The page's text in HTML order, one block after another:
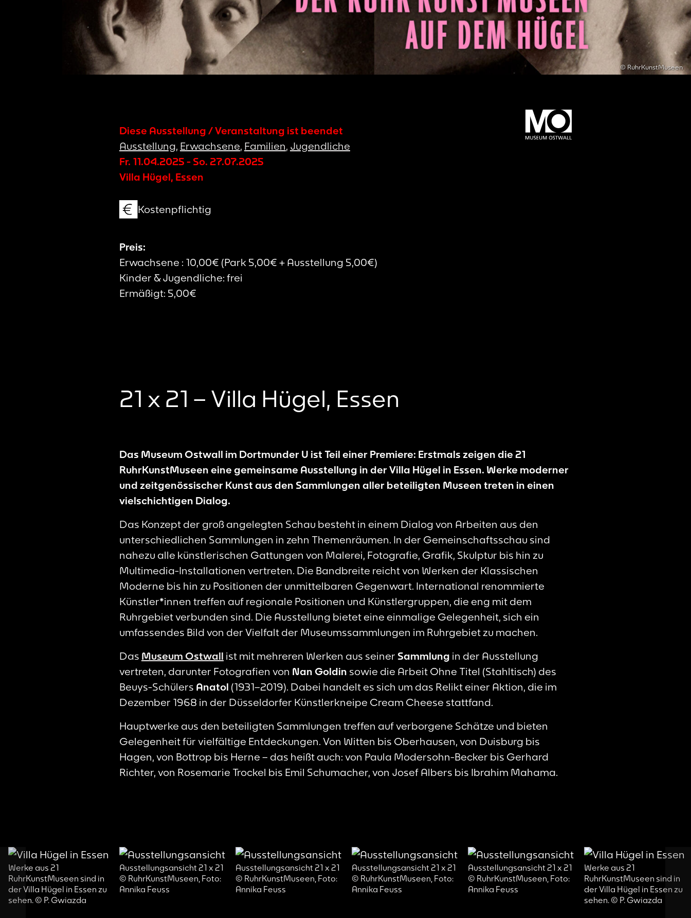
© RuhrKunstMuseen
Diese Ausstellung / Veranstaltung ist beendet
Ausstellung, Erwachsene, Familien, Jugendliche
Fr. 11.04.2025 - So. 27.07.2025
Villa Hügel, Essen
Kostenpflichtig
Preis:
Erwachsene : 10,00€ (Park 5,00€ + Ausstellung 5,00€)
Kinder & Jugendliche: frei
Ermäßigt: 5,00€
21 x 21 – Villa Hügel, Essen
Das Museum Ostwall im Dortmunder U ist Teil einer Premiere: Erstmals zeigen die 21
RuhrKunstMuseen eine gemeinsame Ausstellung in der Villa Hügel in Essen. Werke moderner
und zeitgenössischer Kunst aus den Sammlungen aller beteiligten Museen treten in einen
vielschichtigen Dialog.
Das Konzept der groß angelegten Schau besteht in einem Dialog von Arbeiten aus den
unterschiedlichen Sammlungen in zehn Themenräumen. In der Gemeinschaftsschau sind
nahezu alle künstlerischen Gattungen von Malerei, Fotografie, Grafik, Skulptur bis hin zu
Multimedia-Installationen vertreten. Die Bandbreite reicht von Werken der Klassischen
Moderne bis hin zu Positionen der unmittelbaren Gegenwart. International renommierte
Künstler*innen treffen auf regionale Positionen und Künstlergruppen, die eng mit dem
Ruhrgebiet verbunden sind. Die Ausstellung bietet eine einmalige Gelegenheit, sich ein
umfassendes Bild von der Vielfalt der Museumssammlungen im Ruhrgebiet zu machen.
Das Museum Ostwall ist mit mehreren Werken aus seiner Sammlung in der Ausstellung
vertreten, darunter Fotografien von Nan Goldin sowie die Arbeit Ohne Titel (Stahltisch) des
Beuys-Schülers Anatol (1931–2019). Dabei handelt es sich um das Relikt einer Aktion, die im
Dezember 1968 in der Düsseldorfer Künstlerkneipe Cream Cheese stattfand.
Hauptwerke aus den beteiligten Sammlungen treffen auf verborgene Schätze und bieten
Gelegenheit für vielfältige Entdeckungen. Von Witten bis Oberhausen, von Duisburg bis
Hagen, von Bottrop bis Herne – das heißt auch: von Paula Modersohn-Becker bis Gerhard
Richter, von Rosemarie Trockel bis Emil Schumacher, von Josef Albers bis Ibrahim Mahama.
Ausstellungsansicht 21 x 21
© RuhrKunstMuseen, Foto:
Annika Feuss
Ausstellungsansicht 21 x 21
© RuhrKunstMuseen, Foto:
Annika Feuss
Ausstellungsansicht 21 x 21
© RuhrKunstMuseen, Foto:
Annika Feuss
Ausstellungsansicht 21 x 21
© RuhrKunstMuseen, Foto:
Annika Feuss
Werke aus 21
RuhrKunstMuseen sind in
der Villa Hügel in Essen zu
Ausstellungsansicht 21 x 21
© RuhrKunstMuseen, Foto:
Annika Feuss